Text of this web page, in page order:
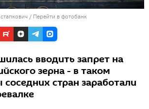
/ Перейти в фотобанк
вводить запрет на
зерна - в таком
стран заработали